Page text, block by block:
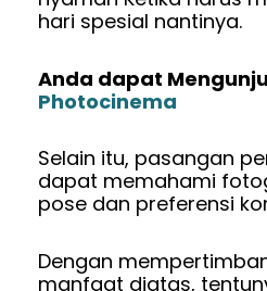
hari spesial nantinya.
Anda dapat
Photocinema
Selain itu, pasangan
dapat memahami
pose dan preferensi
Dengan
manfaat diatas,